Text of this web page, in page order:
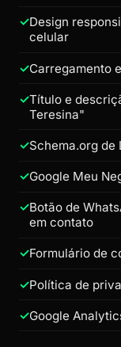
Design
celular
Carregamento
Título e
Teresina"
Schema.org
Google Meu
Botão de
em contato
Formulário de
Política de
Google